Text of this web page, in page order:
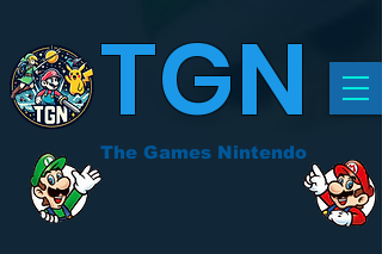
TGN
The Games Nintendo